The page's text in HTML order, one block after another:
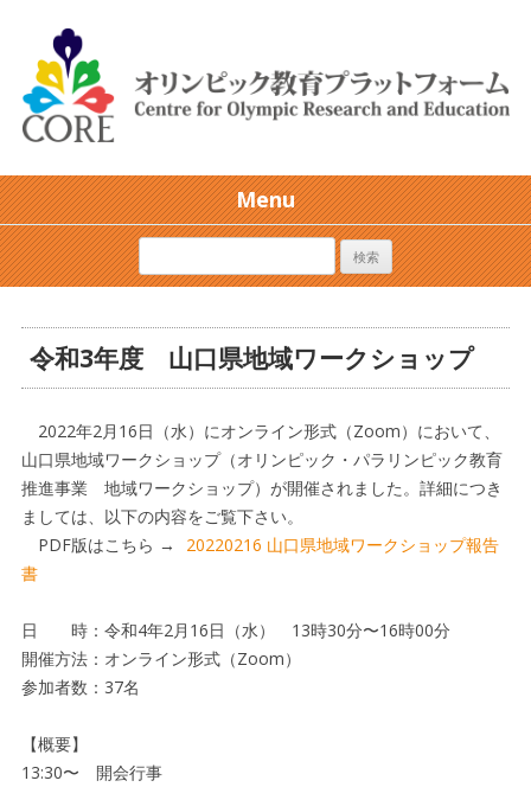
Menu
令和3年度 山口県地域ワークショップ
2022年2月16日（水）にオンライン形式（Zoom）において、
山口県地域ワークショップ（オリンピック・パラリンピック教育
推進事業 地域ワークショップ）が開催されました。詳細につき
ましては、以下の内容をご覧下さい。
PDF版はこちら →
20220216 山口県地域ワークショップ報告
書
日 時：令和4年2月16日（水） 13時30分〜16時00分
開催方法：オンライン形式（Zoom）
参加者数：37名
【概要】
13:30〜 開会行事